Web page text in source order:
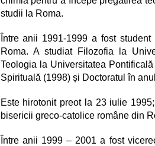
studii la Roma.
Între anii 1991-1999 a fost
Roma. A studiat Filozofia la
Teologia la Universitatea
Spirituală (1998) și Doctoratul în
Este hirotonit preot la 23 iulie
bisericii greco-catolice române din
Între anii 1999 – 2001 a fost